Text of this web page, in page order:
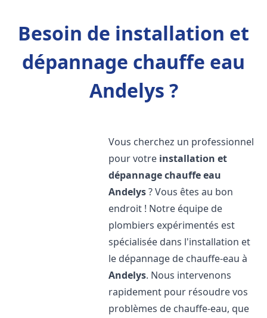
Besoin de installation et
dépannage chauffe eau
Andelys ?
Vous cherchez un professionnel
pour votre installation et
dépannage chauffe eau
Andelys? Vous êtes au bon
endroit ! Notre équipe de
plombiers expérimentés est
spécialisée dans l'installation et
le dépannage de chauffe-eau à
Andelys. Nous intervenons
rapidement pour résoudre vos
problèmes de chauffe-eau, que